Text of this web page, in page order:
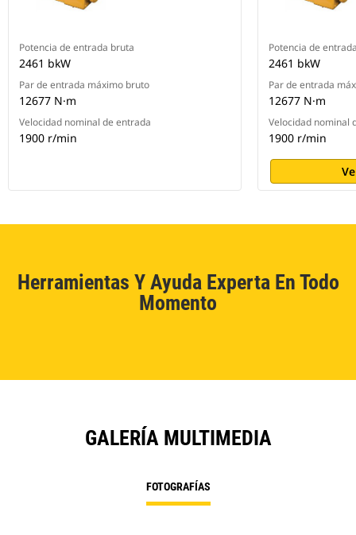
Potencia de entrada bruta
2461 bkW
Par de entrada máximo bruto
12677 N·m
Velocidad nominal de entrada
1900 r/min
Potencia de
2461 bkW
Par de entrada
12677 N·m
Velocidad nominal
1900 r/min
Herramientas Y Ayuda Experta En Todo
Momento
GALERÍA MULTIMEDIA
FOTOGRAFÍAS